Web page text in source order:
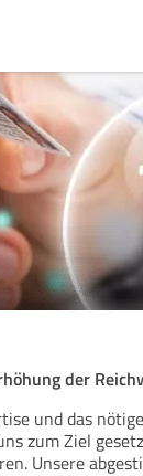
der
und das
zum Ziel
Unsere